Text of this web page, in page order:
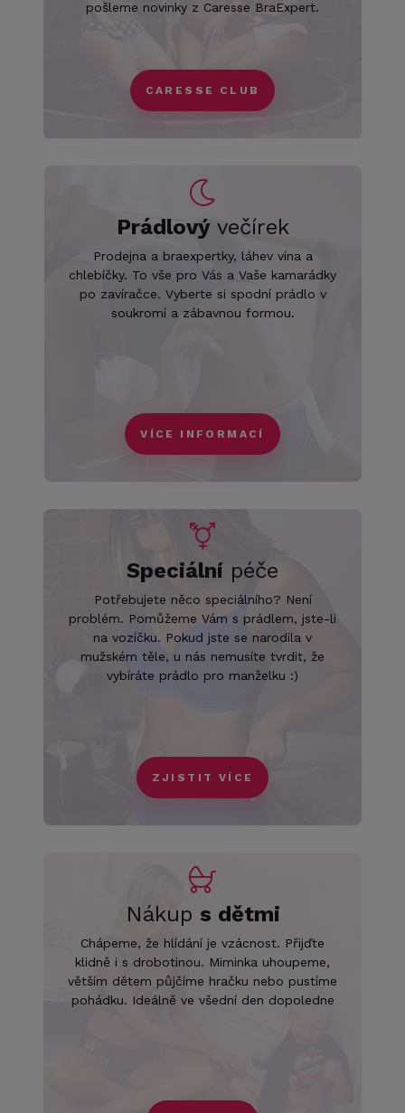
pošleme novinky z Caresse BraExpert.
CARESSE CLUB
Prádlovývečírek
Prodejna a braexpertky, láhev vína a
chlebíčky. To vše pro Vás a Vaše kamarádky
po zavíračce. Vyberte si spodní prádlo v
soukromí a zábavnou formou.
VÍCE INFORMACÍ
Speciální péče
Potřebujete něco speciálního? Není
problém. Pomůžeme Vám s prádlem, jste-li
na vozíčku. Pokud jste se narodila v
mužském těle, u nás nemusíte tvrdit, že
vybíráte prádlo pro manželku :)
ZJISTIT VÍCE
Nákup s dětmi
Chápeme, že hlídání je vzácnost. Přijďte
klidně i s drobotinou. Miminka uhoupeme,
větším dětem půjčíme hračku nebo pustíme
pohádku. Ideálně ve všední den dopoledne